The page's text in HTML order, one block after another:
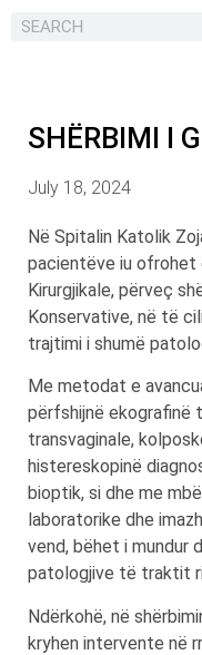
SHËRBIMI I
July 18, 2024
Në Spitalin Katolik
pacientëve iu ofrohet
Kirurgjikale, përveç
Konservative, në të
trajtimi i shumë
Me metodat e
përfshijnë ekografinë
transvaginale,
histereskopinë
bioptik, si dhe me
laboratorike dhe
vend, bëhet i mundur
patologjive të traktit
Ndërkohë, në
kryhen intervente në